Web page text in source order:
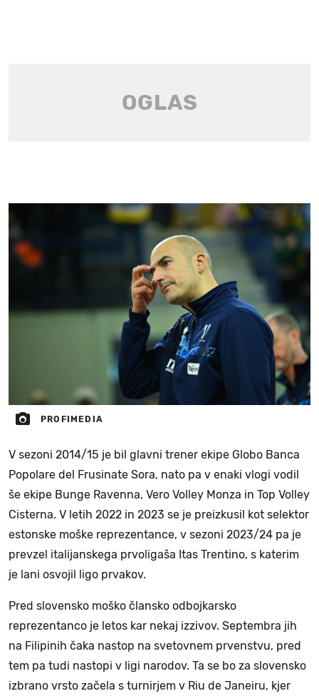
PROFIMEDIA
V sezoni 2014/15 je bil glavni trener ekipe Globo Banca
Popolare del Frusinate Sora, nato pa v enaki vlogi vodil
še ekipe Bunge Ravenna, Vero Volley Monza in Top Volley
Cisterna. V letih 2022 in 2023 se je preizkusil kot selektor
estonske moške reprezentance, v sezoni 2023/24 pa je
prevzel italijanskega prvoligaša Itas Trentino, s katerim
je lani osvojil ligo prvakov.
Pred slovensko moško člansko odbojkarsko
reprezentanco je letos kar nekaj izzivov. Septembra jih
na Filipinih čaka nastop na svetovnem prvenstvu, pred
tem pa tudi nastopi v ligi narodov. Ta se bo za slovensko
izbrano vrsto začela s turnirjem v Riu de Janeiru, kjer